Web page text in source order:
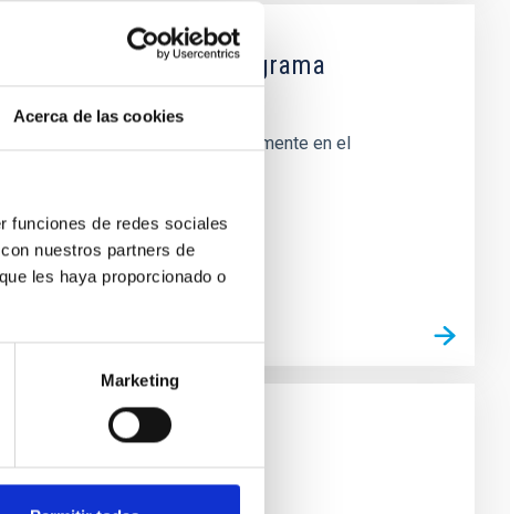
Acerca de las cookies
funciones de redes sociales
nuestros partners de
les haya proporcionado o
Marketing
La Caixa para el programa
finalidad de colaborar conjuntamente en el